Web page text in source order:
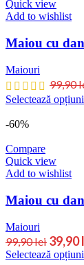
Quick view
Add to wishlist
Maiou cu
Maiouri
99,90
Selectează
-60%
Compare
Quick view
Add to wishlist
Maiou cu
Maiouri
99,90lei 39,90
Selectează